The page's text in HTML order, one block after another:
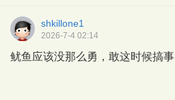
shkillone1
2026-7-4 02:14
鱿鱼应该没那么勇，敢这时候搞事